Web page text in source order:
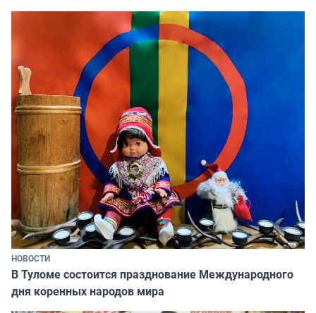
НОВОСТИ
В Туломе состоится празднование Международного
дня коренных народов мира